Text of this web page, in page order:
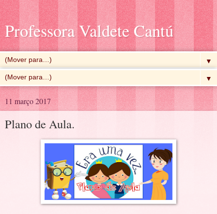
Professora Valdete Cantú
▼
▼
11 março 2017
Plano de Aula.